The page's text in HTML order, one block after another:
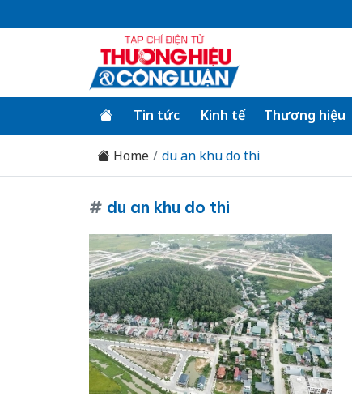
Tin tức Kinh tế Thương hiệu
Home du an khu do thi
# du an khu do thi